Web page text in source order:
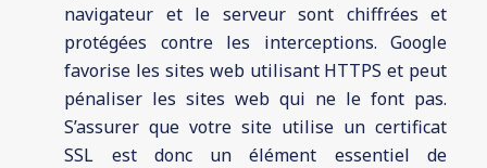
navigateur et le serveur sont chiffrées et
protégées contre les interceptions. Google
favorise les sites web utilisant HTTPS et peut
pénaliser les sites web qui ne le font pas.
S’assurer que votre site utilise un certificat
SSL est donc un élément essentiel de